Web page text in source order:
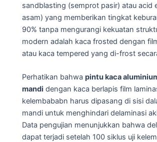
sandblasting (semprot pasir) atau acid
asam) yang memberikan tingkat
90% tanpa mengurangi kekuatan
modern adalah kaca frosted dengan
atau kaca tempered yang di-frost
Perhatikan bahwa pintu kaca
mandi dengan kaca berlapis film
kelembababn harus dipasang di sisi
mandi untuk menghindari delaminasi
Data pengujian menunjukkan bahwa
dapat terjadi setelah 100 siklus uji